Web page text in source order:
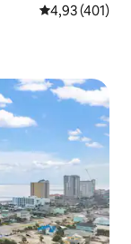
prosječna
4,93 (401)